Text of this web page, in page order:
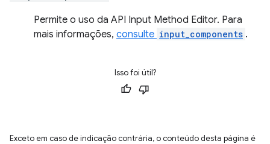
Permite o uso da API Input Method Editor. Para
mais informações, consulte input_components .
Isso foi útil?
Exceto em caso de indicação contrária, o conteúdo desta página é